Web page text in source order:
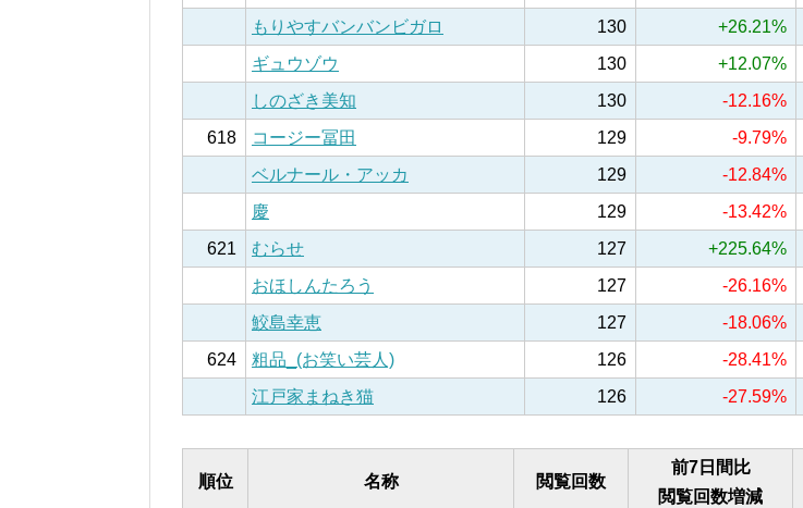
もりやすバンバンビガロ
130 +26.21%
ギュウゾウ
130 +12.07%
しのざき美知
130 -12.16%
618
コージー冨田 129 -9.79%
ベルナール・アッカ
129 -12.84%
慶
129 -13.42%
621
むらせ 127 +225.64%
おほしんたろう
127 -26.16%
鮫島幸恵
127 -18.06%
624
粗品_(お笑い芸人) 126 -28.41%
江戸家まねき猫
126 -27.59%
順位 名称 閲覧回数
前7日間比
閲覧回数増減